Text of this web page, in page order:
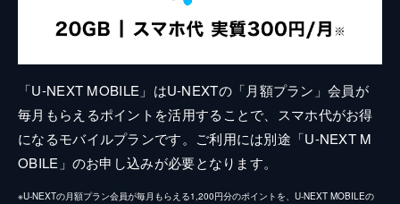
「U-NEXT MOBILE」はU-NEXTの「月額プラン」会員が
毎月もらえるポイントを活用することで、スマホ代がお得
になるモバイルプランです。ご利用には別途「U-NEXT M
OBILE」のお申し込みが必要となります。
※U-NEXTの月額プラン会員が毎月もらえる1,200円分のポイントを、U-NEXT MOBILEの